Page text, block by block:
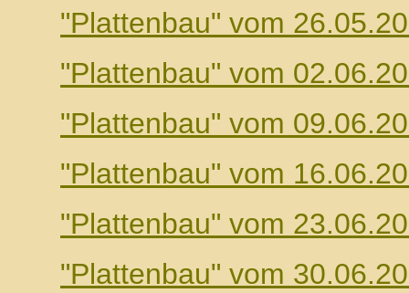
"Plattenbau" vom
"Plattenbau" vom
"Plattenbau" vom
"Plattenbau" vom
"Plattenbau" vom
"Plattenbau" vom